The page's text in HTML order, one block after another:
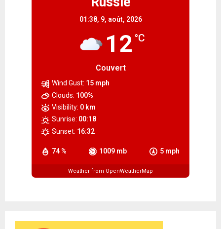
01:38, 9, août, 2026
12 °C
Couvert
74 % 1009 mb 5 mph
Wind Gust: 15 mph
Clouds: 100%
Visibility: 0 km
Sunrise: 00:18
Sunset: 16:32
Weather from OpenWeatherMap